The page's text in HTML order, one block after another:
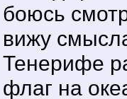
боюсь
вижу
Тенерифе
флаг на